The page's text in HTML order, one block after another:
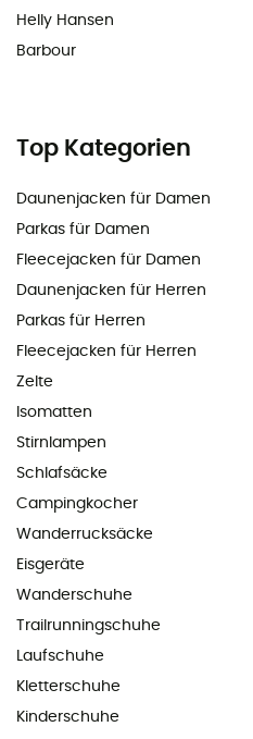
Helly Hansen
Barbour
Top Kategorien
Daunenjacken für Damen
Parkas für Damen
Fleecejacken für Damen
Daunenjacken für Herren
Parkas für Herren
Fleecejacken für Herren
Zelte
Isomatten
Stirnlampen
Schlafsäcke
Campingkocher
Wanderrucksäcke
Eisgeräte
Wanderschuhe
Trailrunningschuhe
Laufschuhe
Kletterschuhe
Kinderschuhe